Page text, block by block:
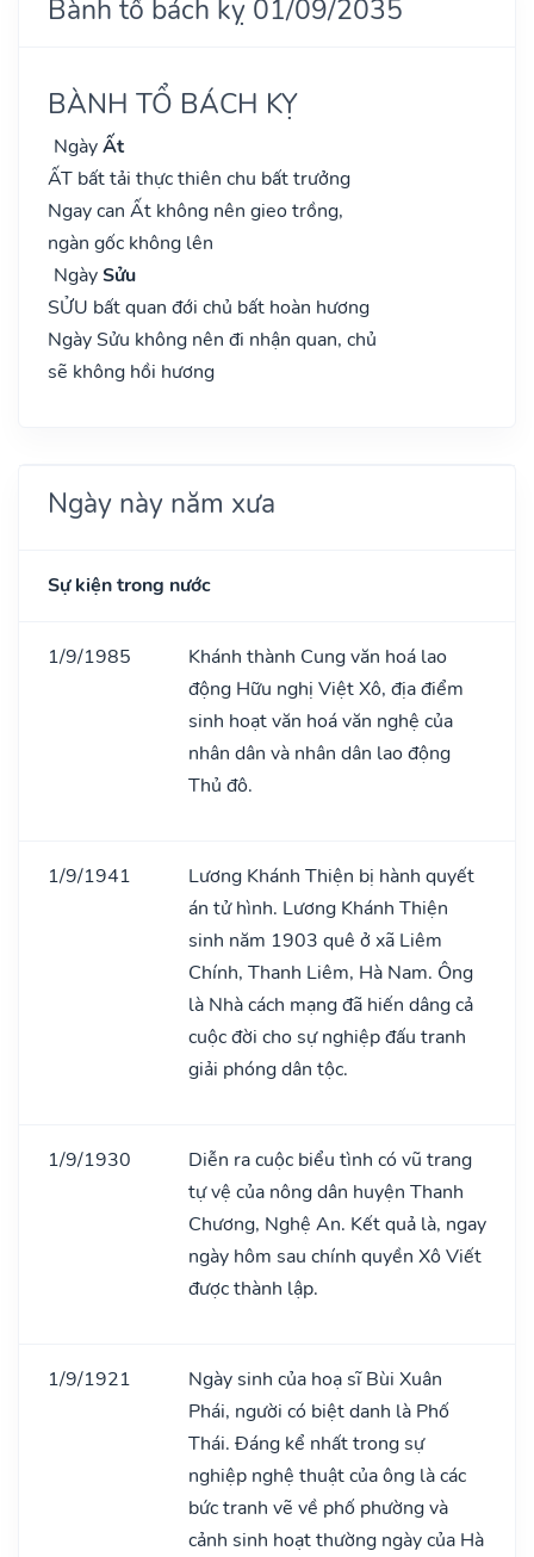
Bành tổ bách kỵ 01/09/2035
BÀNH TỔ BÁCH KỴ
NgàyẤt
ẤT bất tải thực thiên chu bất trưởng
Ngay can Ất không nên gieo trồng,
ngàn gốc không lên
NgàySửu
SỬU bất quan đới chủ bất hoàn hương
Ngày Sửu không nên đi nhận quan, chủ
sẽ không hồi hương
Ngày này năm xưa
Sự kiện trong nước
1/9/1985
Khánh thành Cung văn hoá lao
động Hữu nghị Việt Xô, địa điểm
sinh hoạt văn hoá văn nghệ của
nhân dân và nhân dân lao động
Thủ đô.
1/9/1941
Lương Khánh Thiện bị hành quyết
án tử hình. Lương Khánh Thiện
sinh năm 1903 quê ở xã Liêm
Chính, Thanh Liêm, Hà Nam. Ông
là Nhà cách mạng đã hiến dâng cả
cuộc đời cho sự nghiệp đấu tranh
giải phóng dân tộc.
1/9/1930
Diễn ra cuộc biểu tình có vũ trang
tự vệ của nông dân huyện Thanh
Chương, Nghệ An. Kết quả là, ngay
ngày hôm sau chính quyền Xô Viết
được thành lập.
1/9/1921
Ngày sinh của hoạ sĩ Bùi Xuân
Phái, người có biệt danh là Phố
Thái. Đáng kể nhất trong sự
nghiệp nghệ thuật của ông là các
bức tranh vẽ về phố phường và
cảnh sinh hoạt thường ngày của Hà